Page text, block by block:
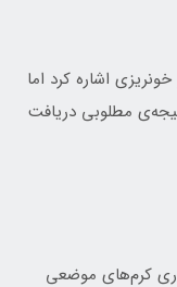
اشاره کرد اما
مطلوبی دریافت
کرم‌های موضعی